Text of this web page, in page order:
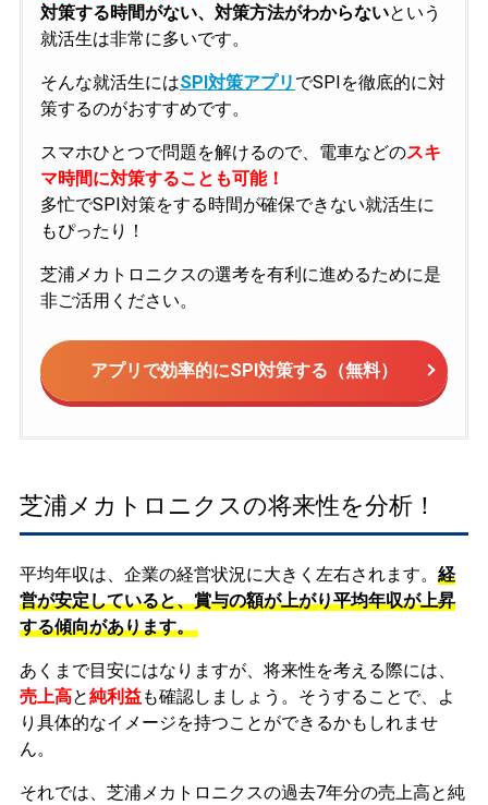
対策する時間がない、対策方法がわからないという
就活生は非常に多いです。
そんな就活生にはSPI対策アプリ でSPIを徹底的に対
策するのがおすすめです。
スマホひとつで問題を解けるので、電車などのスキ
マ時間に対策することも可能！
多忙でSPI対策をする時間が確保できない就活生に
もぴったり！
芝浦メカトロニクスの選考を有利に進めるために是
非ご活用ください。
アプリで効率的にSPI対策する（無料）
芝浦メカトロニクスの将来性を分析！
平均年収は、企業の経営状況に大きく左右されます。 経
営が安定していると、賞与の額が上がり平均年収が上昇
する傾向があります。
あくまで目安にはなりますが、将来性を考える際には、
売上高と純利益も確認しましょう。そうすることで、よ
り具体的なイメージを持つことができるかもしれませ
ん。
それでは、芝浦メカトロニクスの過去7年分の売上高と純